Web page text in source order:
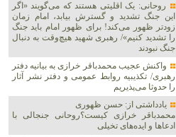
روحانی: یک اقلیتی هستند که می‌گویند «اگر
این جنگ تشدید و گسترش بیابد، امام زمان
زودتر ظهور می‌کند! برای ظهور امام باید جنگ
را تشدید کنیم»/ رهبری شهید هیچ‌وقت به دنبال
جنگ نبودند
واکنش عجیب محمدباقر خرازی به بیانیه دفتر
رهبری/ تکذیبیه روابط عمومی و دفتر نشر آثار
را حدوثا می‌پذیریم
یادداشتی از: حسن ظهوری
محمدباقر خرازی کیست؟روحانی جنجالی با
ادعاها و ایده‌های تخیلی